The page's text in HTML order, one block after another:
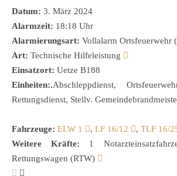
Datum: 3. März 2024
Alarmzeit: 18:18 Uhr
Alarmierungsart: Vollalarm Ortsfeuerwehr
Art: Technische Hilfeleistung
Einsatzort: Uetze B188
Einheiten:.Abschleppdienst,
Rettungsdienst, Stellv.
Fahrzeuge: ELW 1 , LF 16/12 , TLF 16/
Weitere Kräfte: 1
Rettungswagen (RTW)